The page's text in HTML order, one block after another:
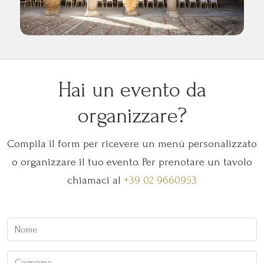
Hai un evento da
organizzare?
Compila il form per ricevere un menù personalizzato
o organizzare il tuo evento. Per prenotare un tavolo
chiamaci al +39 02 9660953